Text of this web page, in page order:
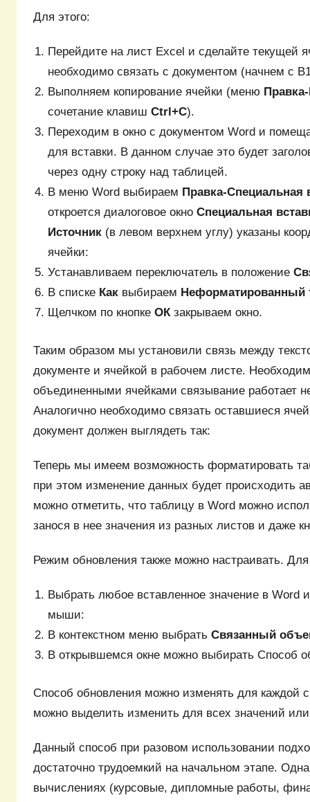
Для этого:
Перейдите на лист Еxcel и сделайте текущей
необходимо связать с документом (начнем с
Выполняем копирование ячейки (меню
сочетание клавишCtrl+C).
Переходим в окно с документом Word и
для вставки. В данном случае это будет
через одну строку над таблицей.
В меню Word выбираем Правка-Специальная
откроется диалоговое окноСпециальная
Источник (в левом верхнем углу) указаны
ячейки:
Устанавливаем переключатель в положение
В списке Как выбираем Неформатированный
Щелчком по кнопкеОКзакрываем окно.
Таким образом мы установили связь между
документе и ячейкой в рабочем листе.
объединенными ячейками связывание работает
Аналогично необходимо связать оставшиеся
документ должен выглядеть так:
Теперь мы имеем возможность форматировать
при этом изменение данных будет происходить
можно отметить, что таблицу в Word можно
занося в нее значения из разных листов и даже
Режим обновления также можно настраивать.
Выбрать любое вставленное значение в Word
мыши:
В контекстном меню выбратьСвязанный
В открывшемся окне можно выбирать Способ
Способ обновления можно изменять для каждой
можно выделить изменить для всех значений или
Данный способ при разовом использовании
достаточно трудоемкий на начальном этапе.
вычислениях (курсовые, дипломные работы,